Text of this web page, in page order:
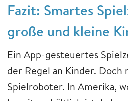
Fazit: Smartes
große und kleine
Ein App-gesteuertes
der Regel an Kinder. Doch
Spielroboter. In Amerika,